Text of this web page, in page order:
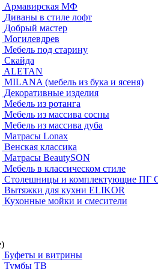
Армавирская МФ
Диваны в стиле лофт
Добрый мастер
Могилевдрев
Мебель под старину
Скайда
ALETAN
MILANA (мебель из бука и ясеня)
Декоративные изделия
Мебель из ротанга
Мебель из массива сосны
Мебель из массива дуба
Матрасы Lonax
Венская классика
Матрасы BeautySON
Мебель в классическом стиле
Столешницы и комплектующие ПГ
Вытяжки для кухни ELIKOR
Кухонные мойки и смесители
Буфеты и витрины
Тумбы ТВ